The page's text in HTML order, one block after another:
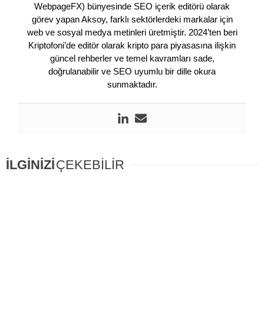
WebpageFX) bünyesinde SEO içerik editörü olarak
görev yapan Aksoy, farklı sektörlerdeki markalar için
web ve sosyal medya metinleri üretmiştir. 2024’ten beri
Kriptofoni’de editör olarak kripto para piyasasına ilişkin
güncel rehberler ve temel kavramları sade,
doğrulanabilir ve SEO uyumlu bir dille okura
sunmaktadır.
İLGİNİZİÇEKEBİLİR